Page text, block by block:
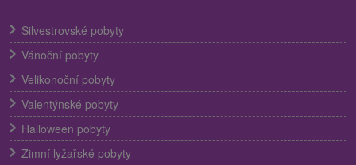
Silvestrovské pobyty
Vánoční pobyty
Velikonoční pobyty
Valentýnské pobyty
Halloween pobyty
Zimní lyžařské pobyty